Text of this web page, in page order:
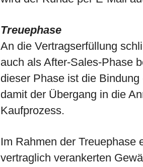
Treuephase
An die Vertragserfüllung
auch als After-Sales-Phase
dieser Phase ist die
damit der Übergang in die
Kaufprozess.
Im Rahmen der Treuephase
vertraglich verankerten